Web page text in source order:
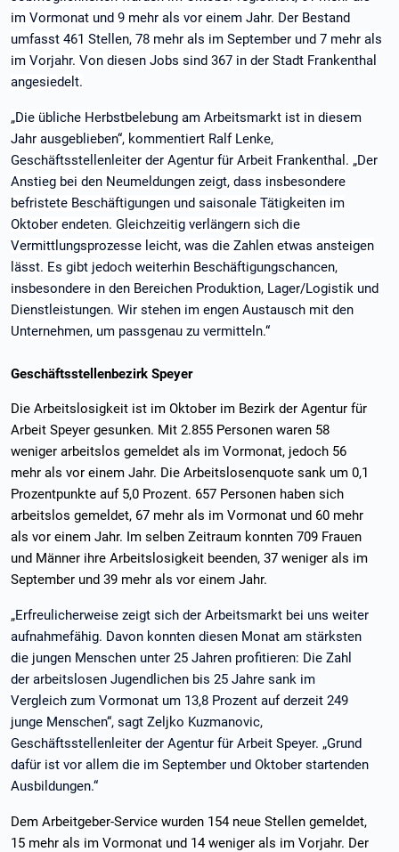
im Vormonat und 9 mehr als vor einem Jahr. Der Bestand
umfasst 461 Stellen, 78 mehr als im September und 7 mehr als
im Vorjahr. Von diesen Jobs sind 367 in der Stadt Frankenthal
angesiedelt.
„Die übliche Herbstbelebung am Arbeitsmarkt ist in diesem
Jahr ausgeblieben“, kommentiert Ralf Lenke,
Geschäftsstellenleiter der Agentur für Arbeit Frankenthal. „Der
Anstieg bei den Neumeldungen zeigt, dass insbesondere
befristete Beschäftigungen und saisonale Tätigkeiten im
Oktober endeten. Gleichzeitig verlängern sich die
Vermittlungsprozesse leicht, was die Zahlen etwas ansteigen
lässt. Es gibt jedoch weiterhin Beschäftigungschancen,
insbesondere in den Bereichen Produktion, Lager/Logistik und
Dienstleistungen. Wir stehen im engen Austausch mit den
Unternehmen, um passgenau zu vermitteln.“
Geschäftsstellenbezirk Speyer
Die Arbeitslosigkeit ist im Oktober im Bezirk der Agentur für
Arbeit Speyer gesunken. Mit 2.855 Personen waren 58
weniger arbeitslos gemeldet als im Vormonat, jedoch 56
mehr als vor einem Jahr. Die Arbeitslosenquote sank um 0,1
Prozentpunkte auf 5,0 Prozent. 657 Personen haben sich
arbeitslos gemeldet, 67 mehr als im Vormonat und 60 mehr
als vor einem Jahr. Im selben Zeitraum konnten 709 Frauen
und Männer ihre Arbeitslosigkeit beenden, 37 weniger als im
September und 39 mehr als vor einem Jahr.
„Erfreulicherweise zeigt sich der Arbeitsmarkt bei uns weiter
aufnahmefähig. Davon konnten diesen Monat am stärksten
die jungen Menschen unter 25 Jahren profitieren: Die Zahl
der arbeitslosen Jugendlichen bis 25 Jahre sank im
Vergleich zum Vormonat um 13,8 Prozent auf derzeit 249
junge Menschen“, sagt Zeljko Kuzmanovic,
Geschäftsstellenleiter der Agentur für Arbeit Speyer. „Grund
dafür ist vor allem die im September und Oktober startenden
Ausbildungen.“
Dem Arbeitgeber-Service wurden 154 neue Stellen gemeldet,
15 mehr als im Vormonat und 14 weniger als im Vorjahr. Der